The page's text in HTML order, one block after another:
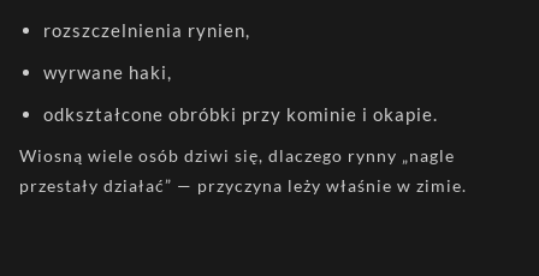
rozszczelnienia rynien,
wyrwane haki,
odkształcone obróbki przy kominie i okapie.
Wiosną wiele osób dziwi się, dlaczego rynny „nagle
przestały działać” — przyczyna leży właśnie w zimie.